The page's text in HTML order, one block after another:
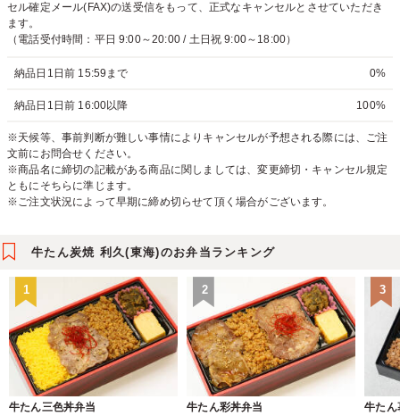
セル確定メール(FAX)の送受信をもって、正式なキャンセルとさせていただき
ます。
（電話受付時間：平日 9:00～20:00 / 土日祝 9:00～18:00）
納品日1日前 15:59まで 0%
納品日1日前 16:00以降 100%
※天候等、事前判断が難しい事情によりキャンセルが予想される際には、ご注
文前にお問合せください。
※商品名に締切の記載がある商品に関しましては、変更締切・キャンセル規定
ともにそちらに準じます。
※ご注文状況によって早期に締め切らせて頂く場合がございます。
牛たん炭焼 利久(東海)のお弁当ランキング
1
牛たん三色丼弁当
2
牛たん彩丼弁当
3
牛たん